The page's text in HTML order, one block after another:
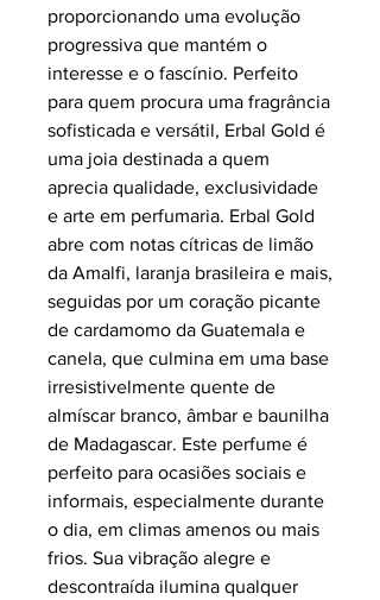
proporcionando uma evolução
progressiva que mantém o
interesse e o fascínio. Perfeito
para quem procura uma fragrância
sofisticada e versátil, Erbal Gold é
uma joia destinada a quem
aprecia qualidade, exclusividade
e arte em perfumaria. Erbal Gold
abre com notas cítricas de limão
da Amalfi, laranja brasileira e mais,
seguidas por um coração picante
de cardamomo da Guatemala e
canela, que culmina em uma base
irresistivelmente quente de
almíscar branco, âmbar e baunilha
de Madagascar. Este perfume é
perfeito para ocasiões sociais e
informais, especialmente durante
o dia, em climas amenos ou mais
frios. Sua vibração alegre e
descontraída ilumina qualquer